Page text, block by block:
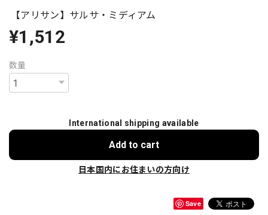
【アリサン】サルサ・ミディアム
¥1,512
数量
International shipping available
Add to cart
日本国内にお住まいの方向け
Save